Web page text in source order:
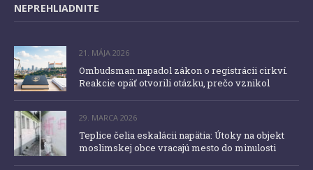
NEPREHLIADNITE
21. MÁJA 2026
Ombudsman napadol zákon o registrácii cirkví.
Reakcie opäť otvorili otázku, prečo vznikol
29. MARCA 2026
Teplice čelia eskalácii napätia: Útoky na objekt
moslimskej obce vracajú mesto do minulosti